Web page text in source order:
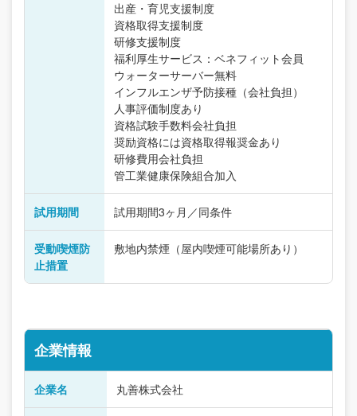
出産・育児支援制度
資格取得支援制度
研修支援制度
福利厚生サービス：ベネフィット会員
ウォーターサーバー無料
インフルエンザ予防接種（会社負担）
人事評価制度あり
資格試験手数料会社負担
奨励資格には資格取得報奨金あり
研修費用会社負担
管工業健康保険組合加入
試用期間 試用期間3ヶ月／同条件
受動喫煙防
止措置
敷地内禁煙（屋内喫煙可能場所あり）
企業情報
企業名 丸善株式会社